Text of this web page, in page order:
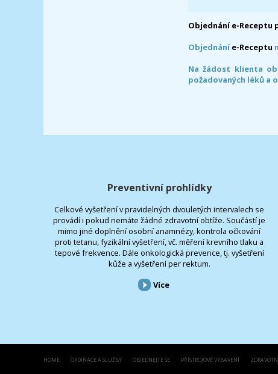
Objednání e-Receptu
Objednáníe-Receptu
Na žádost klienta
požadovaných léků a
Preventivní prohlídky
Celkové vyšetření v pravidelných dvouletých intervalech se
provádí i pokud nemáte žádné zdravotní obtíže. Součástí je
mimo jiné doplnění osobní anamnézy, kontrola očkování
proti tetanu, fyzikální vyšetření, vč. měření krevního tlaku a
tepové frekvence. Dále onkologická prevence, tj. vyšetření
kůže a vyšetření per rektum.
Více
HOME ORDINACE A SLUŽBY OBJEDNEJTE SE PŘÍSTROJOVÉ VYBAVENÍ